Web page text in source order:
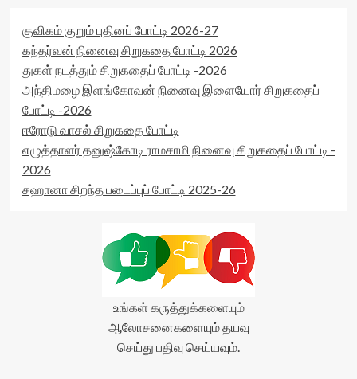
குவிகம் குறும் புதினப் போட்டி 2026-27
கந்தர்வன் நினைவு சிறுகதை போட்டி 2026
துகள் நடத்தும் சிறுகதைப் போட்டி -2026
அந்திமழை இளங்கோவன் நினைவு இளையோர் சிறுகதைப்
போட்டி -2026
ஈரோடு வாசல் சிறுகதை போட்டி
எழுத்தாளர் தனுஷ்கோடி ராமசாமி நினைவு சிறுகதைப் போட்டி -
2026
சஹானா சிறந்த படைப்புப் போட்டி 2025-26
உங்கள் கருத்துக்களையும்
ஆலோசனைகளையும் தயவு
செய்து பதிவு செய்யவும்.